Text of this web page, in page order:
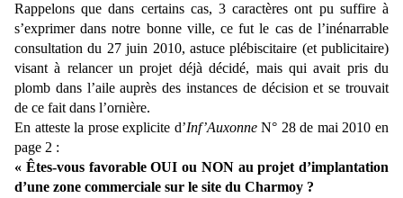
Rappelons que dans certains cas, 3 caractères ont pu suffire à
s’exprimer dans notre bonne ville, ce fut le cas de l’inénarrable
consultation du 27 juin 2010, astuce plébiscitaire (et publicitaire)
visant à relancer un projet déjà décidé, mais qui avait pris du
plomb dans l’aile auprès des instances de décision et se trouvait
de ce fait dans l’ornière.
En atteste la prose explicite d’Inf’AuxonneN° 28 de mai 2010 en
page 2 :
« Êtes-vous favorable OUI ou NON au projet d’implantation
d’une zone commerciale sur le site du Charmoy ?